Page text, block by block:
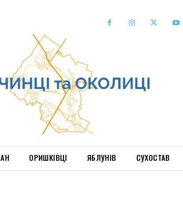
ОРИШКІВЦІ ЯБЛУНІВ СУХОСТАВ